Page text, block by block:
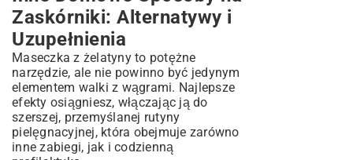
Zaskórniki: Alternatywy i
Uzupełnienia
Maseczka z żelatyny to potężne
narzędzie, ale nie powinno być jedynym
elementem walki z wągrami. Najlepsze
efekty osiągniesz, włączając ją do
szerszej, przemyślanej rutyny
pielęgnacyjnej, która obejmuje zarówno
inne zabiegi, jak i codzienną